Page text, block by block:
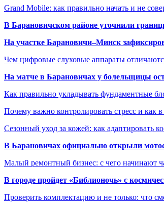
Grand Mobile: как правильно начать и не
В Барановичском районе уточнили
На участке Барановичи–Минск
Чем цифровые слуховые аппараты
На матче в Барановичах у болельщицы
Как правильно укладывать фундаментные
Почему важно контролировать стресс и как
Сезонный уход за кожей: как адаптировать
В Барановичах официально открыли
Малый ремонтный бизнес: с чего начинают
В городе пройдет «Библионочь» с
Проверить комплектацию и не только: что